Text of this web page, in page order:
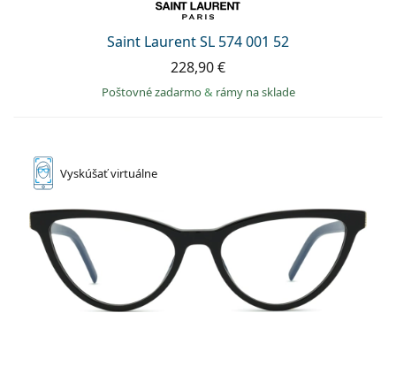
Saint Laurent SL 574 001 52
228,90 €
Poštovné zadarmo& rámy na sklade
Vyskúšaťvirtuálne